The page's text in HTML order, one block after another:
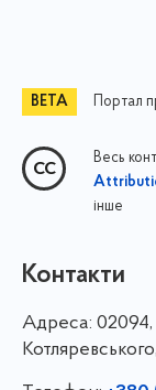
Портал
Весь
інше
Контакти
Адреса: 02094,